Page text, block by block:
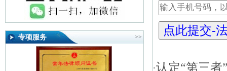
专项服务 >>
·认定“第三者